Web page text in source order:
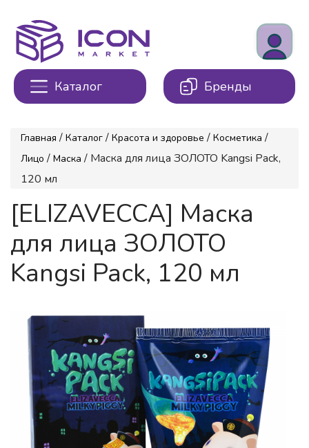
Каталог Бренды
Главная / Каталог / Красота и здоровье / Косметика /
Лицо / Маска / Маска для лица ЗОЛОТО Kangsi Pack,
120 мл
[ELIZAVECCA] Маска
для лица ЗОЛОТО
Kangsi Pack, 120 мл